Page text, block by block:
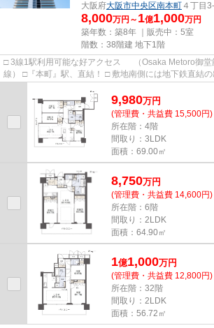
大阪府大阪市中央区南本町 ４丁目
8,000万円～ 1億1,000万円
築年数：築8年 ｜販売中： 5室
階数：38階建 地下1階
□ 3線1駅利用可能な好アクセス （Osaka Metoro御堂
線） □『本町』駅、直結！ □ 敷地南側には地下鉄直結の出入り口が 設けられて
9,980万円
(管理費・共益費 15,500円)
所在階：4階
間取り：3LDK
面積：69.00㎡
8,750万円
(管理費・共益費 14,600円)
所在階：6階
間取り：2LDK
面積：64.90㎡
1億1,000万円
(管理費・共益費 12,800円)
所在階：32階
間取り：2LDK
面積：56.72㎡